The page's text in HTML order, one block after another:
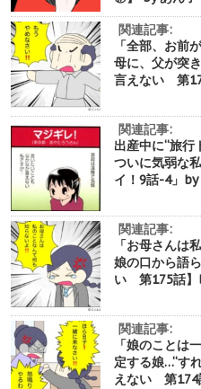
関連記事:
「全部、お前
母に、父が突
言えない 第
関連記事:
出産中に“旅
ついに気弱な
イ！9話-4」
関連記事:
「お母さんは
娘の口から語
い 第175話】
関連記事:
「娘のことは
定する娘…“す
えない 第174